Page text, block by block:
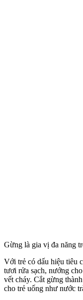
Gừng là gia vị đa năng
Với trẻ có dấu hiệu tiêu
tươi rửa sạch, nướng
vết cháy. Cắt gừng
cho trẻ uống như nước